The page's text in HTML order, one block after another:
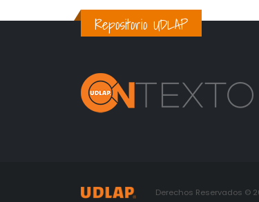
Repositorio UDLAP
Derechos Reservados ©